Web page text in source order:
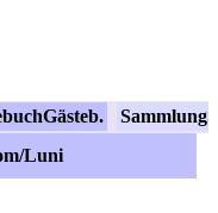
Gästeb. Sammlung
Luni